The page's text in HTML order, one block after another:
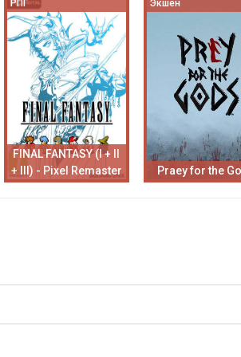
РПГ
FINAL FANTASY (I + II
+ III) - Pixel Remaster
Экшен
Praey for the